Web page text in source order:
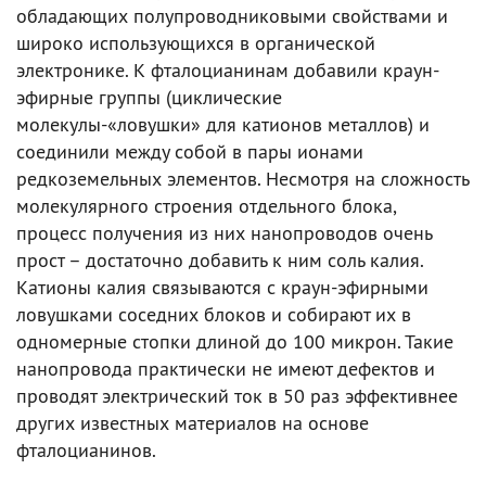
обладающих полупроводниковыми свойствами и
широко использующихся в органической
электронике. К фталоцианинам добавили краун-
эфирные группы (циклические
молекулы-«ловушки» для катионов металлов) и
соединили между собой в пары ионами
редкоземельных элементов. Несмотря на сложность
молекулярного строения отдельного блока,
процесс получения из них нанопроводов очень
прост – достаточно добавить к ним соль калия.
Катионы калия связываются с краун-эфирными
ловушками соседних блоков и собирают их в
одномерные стопки длиной до 100 микрон. Такие
нанопровода практически не имеют дефектов и
проводят электрический ток в 50 раз эффективнее
других известных материалов на основе
фталоцианинов.